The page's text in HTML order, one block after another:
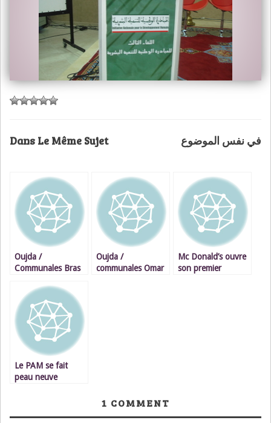
Dans Le Même Sujet في نفس الموضوع
Oujda /
Communales Bras
Hamel
Oujda /
communales Omar
Mc Donald’s ouvre
son premier
Le PAM se fait
peau neuve
1 COMMENT